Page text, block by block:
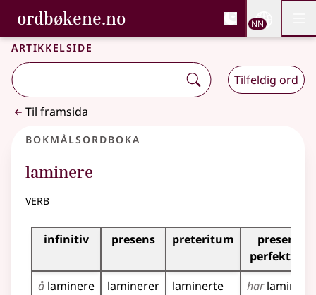
Gå til hovudinnhald
Tilgjenge
ordbøkene.no, Bokmålsordboka og
Bokmålsordboka og Nynorskordboka
NN
Artikkelside
Tilfeldig ord
Til framsida
Bokmålsordboka
laminere
verb
Bøyingstabell for dette verbet
infinitiv presens preteritum
presens
perfektum
å laminere laminerer laminerte harlaminert